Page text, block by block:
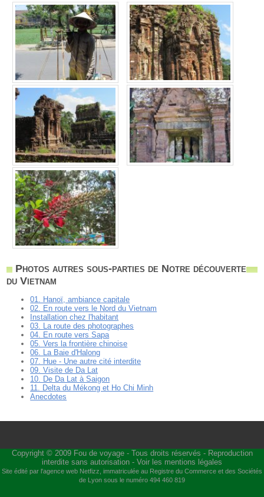
Photos autres sous-parties de Notre découverte
du Vietnam
01. Hanoï, ambiance capitale
02. En route vers le Nord du Vietnam
Installation chez l'habitant
03. La route des photographes
04. En route vers Sapa
05. Vers la frontière chinoise
06. La Baie d'Halong
07. Hue - Une autre cité interdite
09. Visite de Da Lat
10. De Da Lat à Saigon
11. Delta du Mékong et Ho Chi Minh
Anecdotes
Copyright © 2009 Fou de voyage- Tous droits réservés - Reproduction
interdite sans autorisation - Voir les mentions légales
Site édité par l'agence web Netfizz , immatriculée au Registre du Commerce et des Sociétés
de Lyon sous le numéro 494 460 819